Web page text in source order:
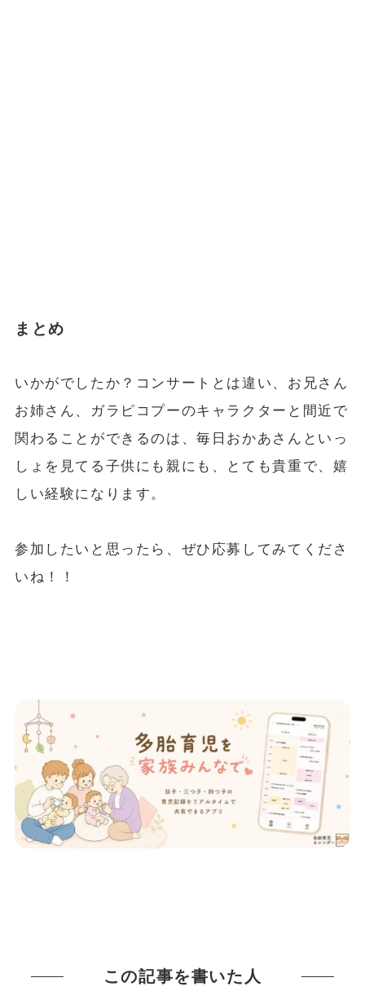
まとめ
いかがでしたか？コンサートとは違い、お兄さん
お姉さん、ガラピコプーのキャラクターと間近で
関わることができるのは、毎日おかあさんといっ
しょを見てる子供にも親にも、とても貴重で、嬉
しい経験になります。
参加したいと思ったら、ぜひ応募してみてくださ
いね！！
この記事を書いた人